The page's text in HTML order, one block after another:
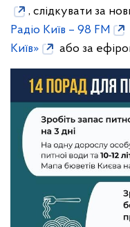
, слідкувати за
Радіо Київ – 98 FM
Київ»
або за